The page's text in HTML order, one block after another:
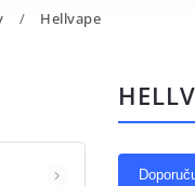
/ Hellvape